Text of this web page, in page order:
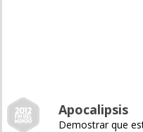
Apocalipsis
Demostrar que